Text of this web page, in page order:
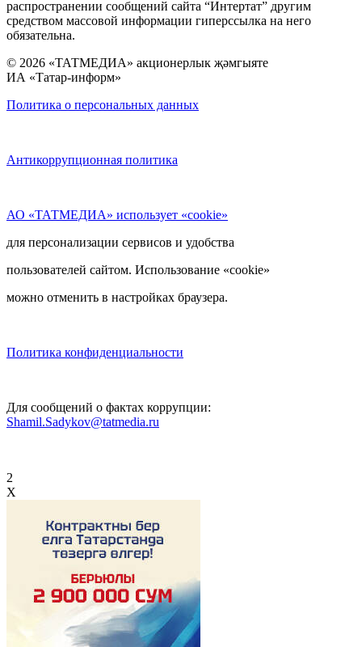
распространении сообщений сайта “Интертат” другим
средством массовой информации гиперссылка на него
обязательна.
© 2026 «ТАТМЕДИА» акционерлык җәмгыяте
ИА «Татар-информ»
Политика о персональных данных
Антикоррупционная политика
АО «ТАТМЕДИА» использует «cookie»
для персонализации сервисов и удобства
пользователей сайтом. Использование «cookie»
можно отменить в настройках браузера.
Политика конфиденциальности
Для сообщений о фактах коррупции:
Shamil.Sadykov@tatmedia.ru
2
X